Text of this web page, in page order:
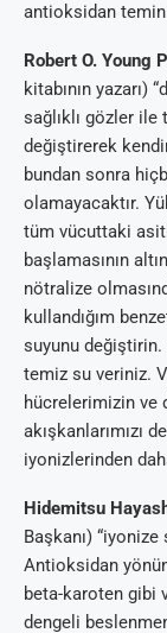
antioksidan temin
Robert O. Young
kitabının yazarı)
sağlıklı gözler ile
değiştirerek
bundan sonra
olamayacaktır.
tüm vücuttaki
başlamasının
nötralize
kullandığım
suyunu değiştirin.
temiz su veriniz.
hücrelerimizin ve
akışkanlarımızı
iyonizlerinden
Hidemitsu
Başkanı)
Antioksidan
beta-karoten gibi
dengeli